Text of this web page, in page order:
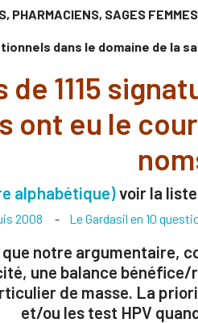
PHARMACIENS, SAGES
dans le domaine de la
de 1115
ont eu le
alphabétique)voir la
2008 - Le Gardasil en 10
que notre
une balance
de masse. La
et/ou les test HPV